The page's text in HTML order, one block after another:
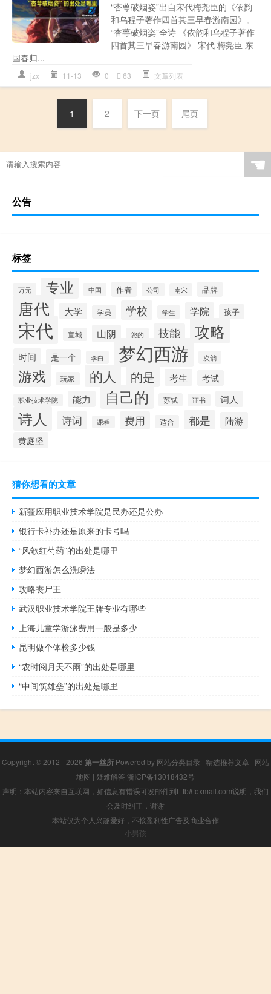
“杏萼破烟姿”出自宋代梅尧臣的《依韵
和乌程子著作四首其三早春游南园》。
“杏萼破烟姿”全诗 《依韵和乌程子著作
四首其三早春游南园》 宋代 梅尧臣 东
国春归...
jzx 11-13 0 63 文章列表
1 2 下一页 尾页
☚
公告
标签
万元 专业 中国 作者 公司 南宋 品牌
唐代 大学 学员 学校 学生 学院 孩子
宋代 宣城 山阴 您的 技能 攻略
时间 是一个 李白 梦幻西游 次韵
游戏 玩家 的人 的是 考生 考试
职业技术学院 能力 自己的 苏轼 证书 词人
诗人 诗词 课程 费用 适合 都是 陆游
黄庭坚
猜你想看的文章
新疆应用职业技术学院是民办还是公办
银行卡补办还是原来的卡号吗
“风欹红芍药”的出处是哪里
梦幻西游怎么洗瞬法
攻略丧尸王
武汉职业技术学院王牌专业有哪些
上海儿童学游泳费用一般是多少
昆明做个体检多少钱
“农时阅月天不雨”的出处是哪里
“中间筑雄垒”的出处是哪里
Copyright © 2012 - 2026 第一丝所 Powered by 网站分类目录 | 精选推荐文章 | 网站
地图 | 疑难解答 浙ICP备13018432号
声明：本站内容来自互联网，如信息有错误可发邮件到f_fb#foxmail.com说明，我们
会及时纠正，谢谢
本站仅为个人兴趣爱好，不接盈利性广告及商业合作
小男孩